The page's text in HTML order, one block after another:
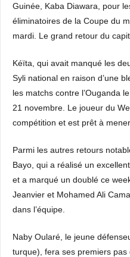
Guinée, Kaba Diawara, pour
éliminatoires de la Coupe du
mardi. Le grand retour du
Kéïta, qui avait manqué les
Syli national en raison d’une
les matchs contre l’Ouganda
21 novembre. Le joueur du
compétition et est prêt à
Parmi les autres retours
Bayo, qui a réalisé un
et a marqué un doublé ce
Jeanvier et Mohamed Ali
dans l’équipe.
Naby Oularé, le jeune
turque), fera ses premiers pas